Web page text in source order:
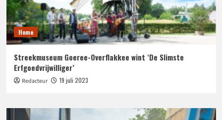
Home
Streekmuseum Goeree-Overflakkee wint ‘De Slimste
Erfgoedvrijwilliger’
Redacteur 19 juli 2023